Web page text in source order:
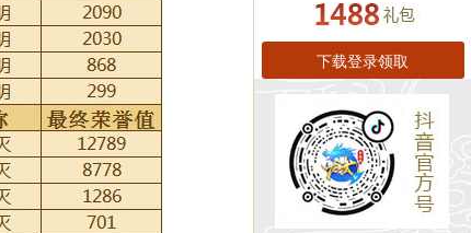
下载登录领取